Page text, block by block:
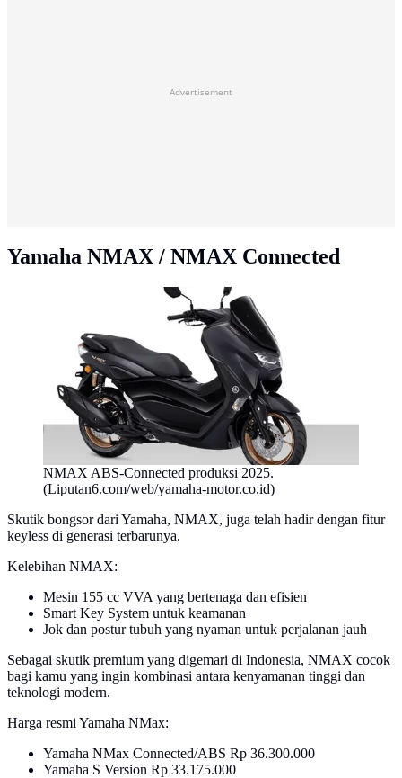
Advertisement
Yamaha NMAX / NMAX Connected
NMAX ABS-Connected produksi 2025.
(Liputan6.com/web/yamaha-motor.co.id)
Skutik bongsor dari Yamaha, NMAX, juga telah hadir dengan fitur
keyless di generasi terbarunya.
Kelebihan NMAX:
Mesin 155 cc VVA yang bertenaga dan efisien
Smart Key System untuk keamanan
Jok dan postur tubuh yang nyaman untuk perjalanan jauh
Sebagai skutik premium yang digemari di Indonesia, NMAX cocok
bagi kamu yang ingin kombinasi antara kenyamanan tinggi dan
teknologi modern.
Harga resmi Yamaha NMax:
Yamaha NMax Connected/ABS Rp 36.300.000
Yamaha S Version Rp 33.175.000